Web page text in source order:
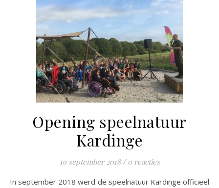
Opening speelnatuur
Kardinge
19 september 2018 / 0 reacties
In september 2018 werd de speelnatuur Kardinge officieel